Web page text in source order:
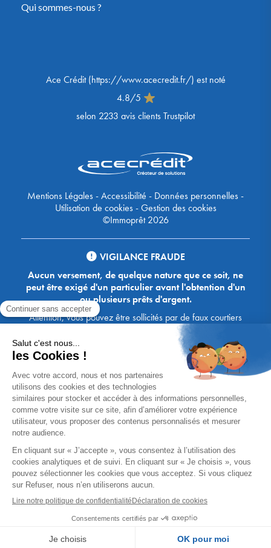
Qui sommes-nous ?
Ace Crédit(https://www.acecredit.fr/) est noté
4.8/5
selon 2233 avis clients Trustpilot
Mentions Légales-Accessibilité - Données personnelles-
Utilisation de cookies-Gestion des cookies
©Immoprêt 2026
VIGILANCE FRAUDE
Aucun versement, de quelque nature que ce soit, ne
peut être exigé d'un particulier avant l'obtention d'un
ou plusieurs prêts d'argent.
Attention, vous pouvez être sollicités par de faux courtiers
Ace Crédit / Immoprêt, qui vous proposent de bénéficier de
crédits, en vous demandant de transmettre des documents,
des fonds, des coordonnées bancaires, etc. Soyez vigilants :
Immoprêt ne demande jamais à ses clients de virer sur ses
comptes des sommes prêtées par les banques, à l'exception
des honoraires des agences. Les courtiers Ace Crédit /
Immoprêt vous écrivent toujours d'une adresse mail
xxxx@acecredit.fr ou xxxx@immopret.fr.
* Taux fixe national hors assurance, pouvant varier selon votre région et
dossier. Exemple représentatif pour un montant emprunté de 200 000 €.
Taux débiteur fixe de 2.85 % et TAEG fixe (hors frais) de 3.21 % (taux
assurance emprunteur de 0,36%) sur 15 ans. 180 mensualités de
1 426,78 € (dont 60,00 € d'assurance). Coût total du crédit (hors frais) :
56 820,53 €. Montant total dû (hors frais) : 256 820,53 €.
Un crédit vous engage et doit être remboursé. Vérifiez vos capacités